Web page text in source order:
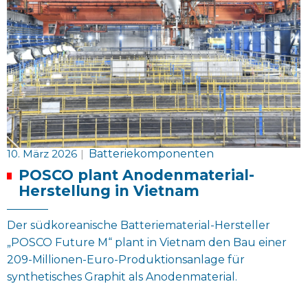
10. März 2026 | Batteriekomponenten
POSCO plant Anodenmaterial-
Herstellung in Vietnam
Der südkoreanische Batteriematerial-Hersteller
„POSCO Future M“ plant in Vietnam den Bau einer
209-Millionen-Euro-Produktionsanlage für
synthetisches Graphit als Anodenmaterial.